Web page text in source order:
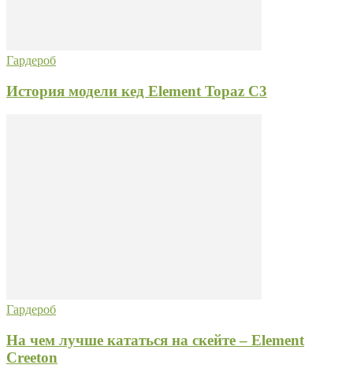
Гардероб
История модели кед Element Topaz C3
Гардероб
На чем лучше кататься на скейте – Element
Creeton